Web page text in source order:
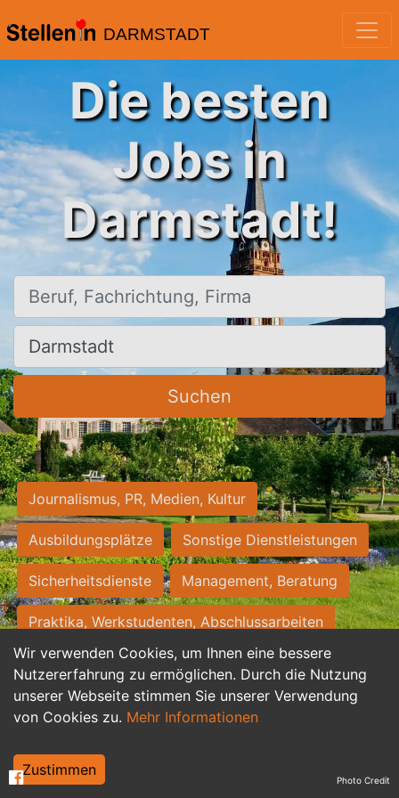
DARMSTADT
Wir verwenden Cookies, um Ihnen eine bessere
Nutzererfahrung zu ermöglichen. Durch die Nutzung
unserer Webseite stimmen Sie unserer Verwendung
von Cookies zu. Mehr Informationen
Zustimmen
Die besten
Jobs in
Darmstadt!
Beruf, Fachrichtung, Firma
Ort, Stadt
Suchen
Journalismus, PR, Medien, Kultur
Ausbildungsplätze Sonstige Dienstleistungen
Sicherheitsdienste Management, Beratung
Praktika, Werkstudenten, Abschlussarbeiten
Personalwesen Assistenz, Sekretariat
Hilfskräfte, Aushilfs- und Nebenjobs
Weiterbildung, Studium, duale Ausbildung Photo Credit